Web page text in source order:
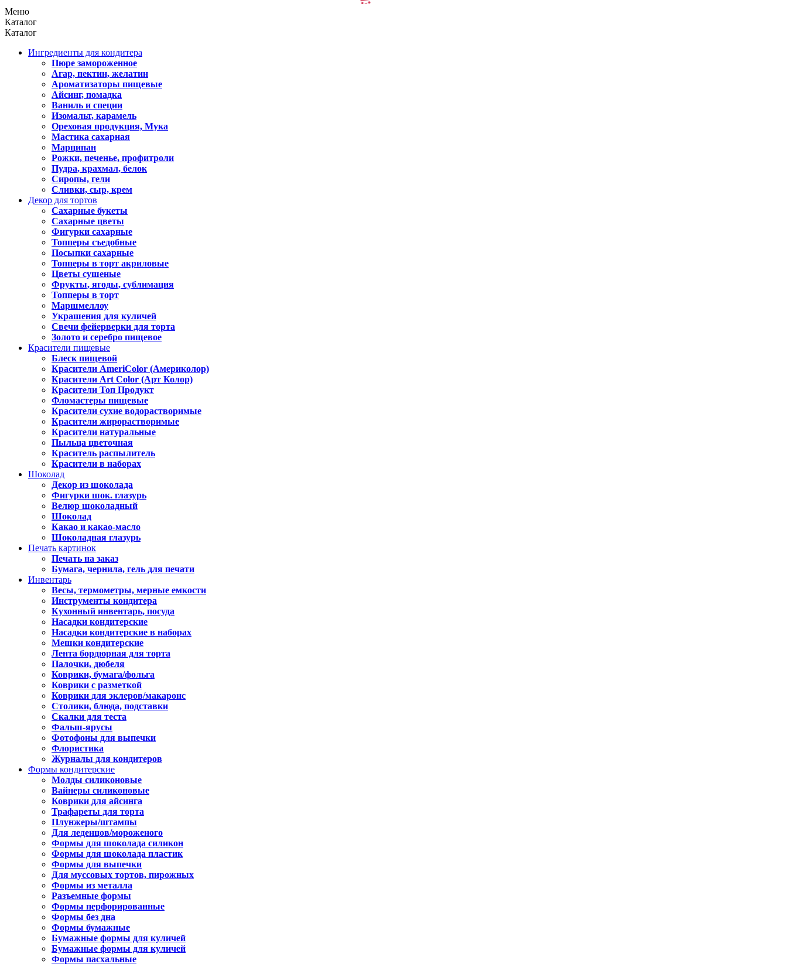
Меню
Каталог
Каталог
Ингредиенты для кондитера
Пюре замороженное
Агар, пектин, желатин
Ароматизаторы пищевые
Айсинг, помадка
Ваниль и специи
Изомальт, карамель
Ореховая продукция, Мука
Мастика сахарная
Марципан
Рожки, печенье, профитроли
Пудра, крахмал, белок
Сиропы, гели
Сливки, сыр, крем
Декор для тортов
Сахарные букеты
Сахарные цветы
Фигурки сахарные
Топперы съедобные
Посыпки сахарные
Топперы в торт акриловые
Цветы сушеные
Фрукты, ягоды, сублимация
Топперы в торт
Маршмеллоу
Украшения для куличей
Свечи фейерверки для торта
Золото и серебро пищевое
Красители пищевые
Блеск пищевой
Красители AmeriColor (Америколор)
Красители Art Color (Арт Колор)
Красители Топ Продукт
Фломастеры пищевые
Красители сухие водорастворимые
Красители жирорастворимые
Красители натуральные
Пыльца цветочная
Краситель распылитель
Красители в наборах
Шоколад
Декор из шоколада
Фигурки шок. глазурь
Велюр шоколадный
Шоколад
Какао и какао-масло
Шоколадная глазурь
Печать картинок
Печать на заказ
Бумага, чернила, гель для печати
Инвентарь
Весы, термометры, мерные емкости
Инструменты кондитера
Кухонный инвентарь, посуда
Насадки кондитерские
Насадки кондитерские в наборах
Мешки кондитерские
Лента бордюрная для торта
Палочки, дюбеля
Коврики, бумага/фольга
Коврики с разметкой
Коврики для эклеров/макаронс
Столики, блюда, подставки
Скалки для теста
Фальш-ярусы
Фотофоны для выпечки
Флористика
Журналы для кондитеров
Формы кондитерские
Молды силиконовые
Вайнеры силиконовые
Коврики для айсинга
Трафареты для торта
Плунжеры/штампы
Для леденцов/мороженого
Формы для шоколада силикон
Формы для шоколада пластик
Формы для выпечки
Для муссовых тортов, пирожных
Формы из металла
Разъемные формы
Формы перфорированные
Формы без дна
Формы бумажные
Бумажные формы для куличей
Бумажные формы для куличей
Формы пасхальные